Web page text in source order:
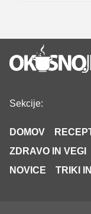
Sekcije:
DOMOV
ZDRAVO IN VEGI
NOVICE
TRIKI